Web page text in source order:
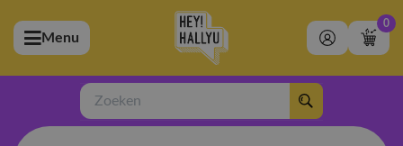
(Artiesten)
(Merchandise)
(Exclusive)
Menu
0
Zoeken